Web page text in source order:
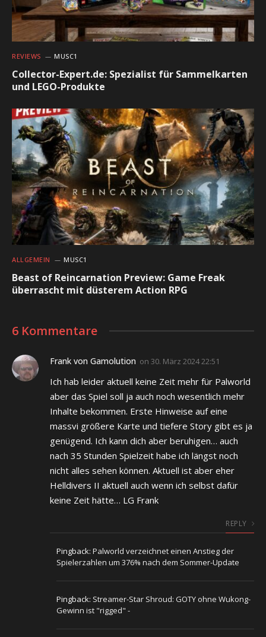
REVIEWS MUSC1
Collector-Expert.de: Spezialist für Sammelkarten
und LEGO-Produkte
ALLGEMEIN MUSC1
Beast of Reincarnation Preview: Game Freak
überrascht mit düsterem Action RPG
6 Kommentare
Frank von Gamolution on 30. März 2024 22:51
Ich hab leider aktuell keine Zeit mehr für Palworld
aber das Spiel soll ja auch noch wesentlich mehr
Inhalte bekommen. Erste Hinweise auf eine
massvi größere Karte und tiefere Story gibt es ja
genügend. Ich kann dich aber beruhigen… auch
nach 35 Stunden Spielzeit habe ich längst noch
nicht alles sehen können. Aktuell ist aber eher
Helldivers II aktuell auch wenn ich selbst dafür
keine Zeit hätte… LG Frank
REPLY
Pingback: Palworld verzeichnet einen Anstieg der
Spielerzahlen um 376% nach dem Sommer-Update
Pingback: Streamer-Star Shroud: GOTY ohne Wukong-
Gewinn ist "rigged" -